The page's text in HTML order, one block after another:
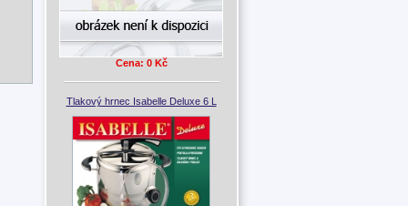
Cena: 0 Kč
Tlakový hrnec Isabelle Deluxe 6 L